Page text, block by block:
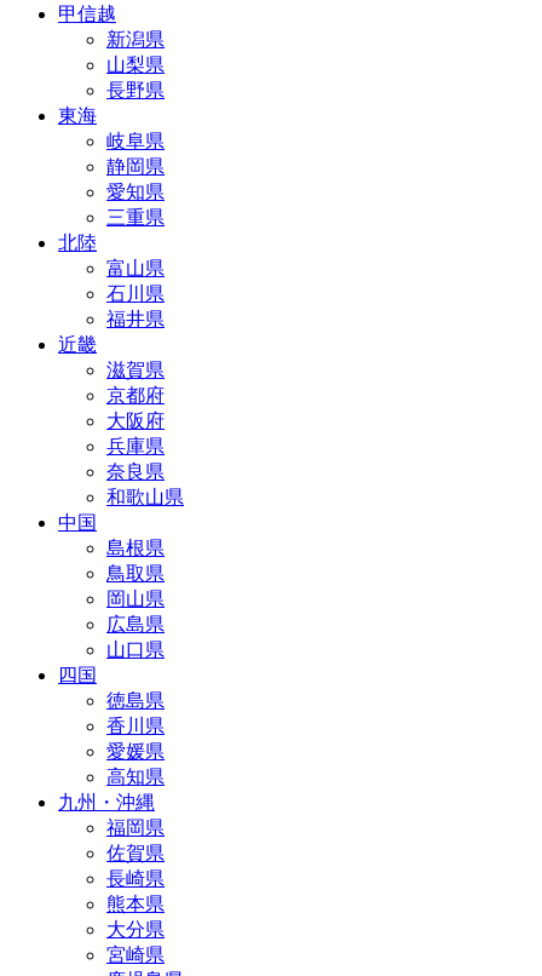
甲信越
新潟県
山梨県
長野県
東海
岐阜県
静岡県
愛知県
三重県
北陸
富山県
石川県
福井県
近畿
滋賀県
京都府
大阪府
兵庫県
奈良県
和歌山県
中国
島根県
鳥取県
岡山県
広島県
山口県
四国
徳島県
香川県
愛媛県
高知県
九州・沖縄
福岡県
佐賀県
長崎県
熊本県
大分県
宮崎県